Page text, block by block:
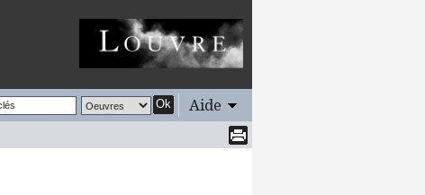
Ok Aide